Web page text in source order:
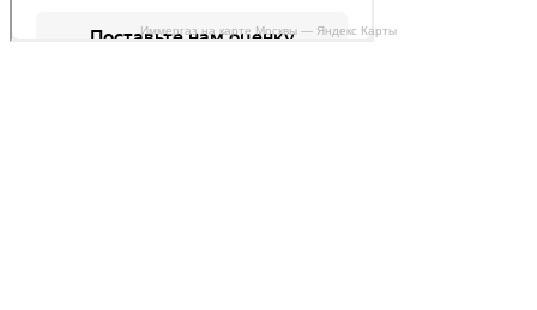
Иммергаз на карте Москвы — Яндекс Карты